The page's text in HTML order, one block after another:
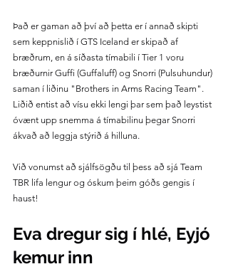
Það er gaman að því að þetta er í annað skipti
sem keppnislið í GTS Iceland er skipað af
bræðrum, en á síðasta tímabili í Tier 1 voru
bræðurnir Guffi (Guffaluff) og Snorri (Pulsuhundur)
saman í liðinu "Brothers in Arms Racing Team".
Liðið entist að vísu ekki lengi þar sem það leystist
óvænt upp snemma á tímabilinu þegar Snorri
ákvað að leggja stýrið á hilluna.
Við vonumst að sjálfsögðu til þess að sjá Team
TBR lifa lengur og óskum þeim góðs gengis í
haust!
Eva dregur sig í hlé, Eyjó
kemur inn